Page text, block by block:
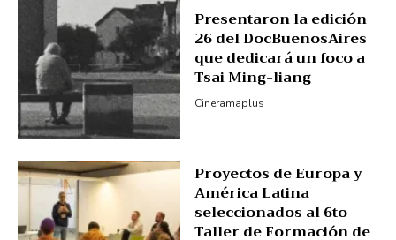
Presentaron la edición
26 del DocBuenosAires
que dedicará un foco a
Tsai Ming-liang
Cineramaplus
Proyectos de Europa y
América Latina
seleccionados al 6to
Taller de Formación de